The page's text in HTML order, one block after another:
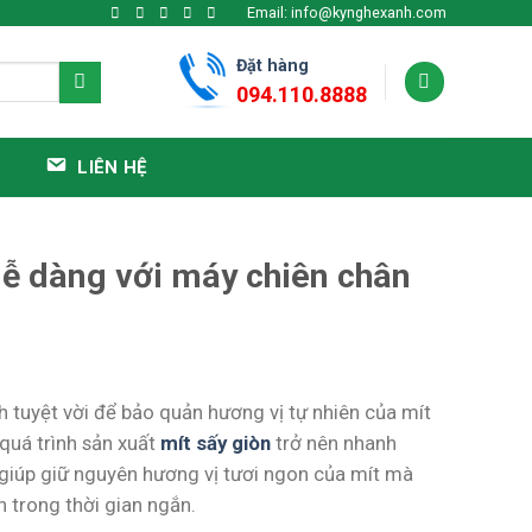
Email: info@kynghexanh.com
Đặt hàng
094.110.8888
LIÊN HỆ
dàng với máy chiên chân
vời để bảo quản hương vị tự nhiên của mít
trình sản xuất mít sấy giòn trở nên nhanh
giữ nguyên hương vị tươi ngon của mít mà
trong thời gian ngắn.